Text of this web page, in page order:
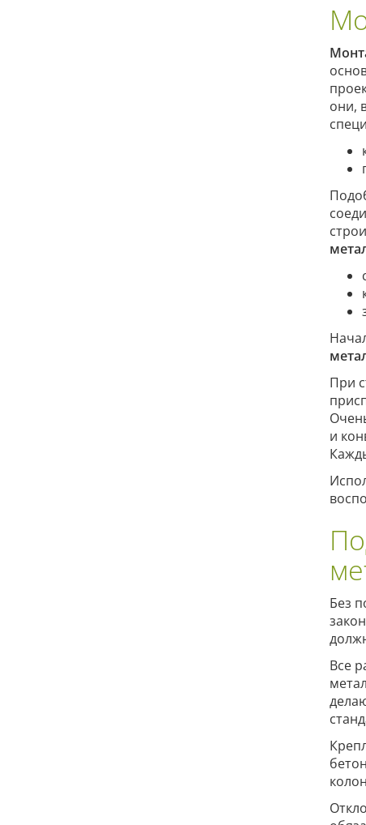
они,
При
и
Без
Все